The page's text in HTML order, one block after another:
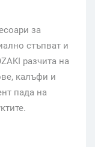
за
стъпват и
разчита на
калъфи и
пада на